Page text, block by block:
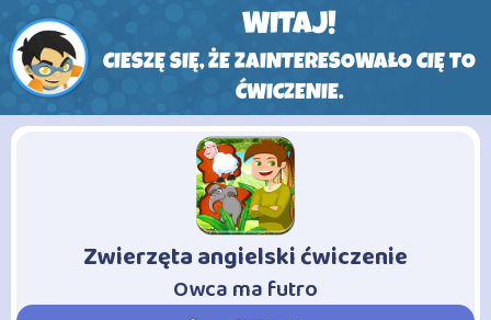
WITAJ!
CIESZĘ SIĘ, ŻE ZAINTERESOWAŁO CIĘ TO
ĆWICZENIE.
Zwierzęta angielski ćwiczenie
- Owca ma futro